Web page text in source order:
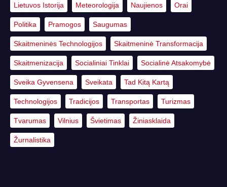
Lietuvos Istorija Meteorologija Naujienos Orai
Politika Pramogos Saugumas
Skaitmeninės Technologijos Skaitmeninė Transformacija
Skaitmenizacija Socialiniai Tinklai Socialinė Atsakomybė
Sveika Gyvensena Sveikata Tad Kitą Kartą
Technologijos Tradicijos Transportas Turizmas
Tvarumas Vilnius Švietimas Žiniasklaida
Žurnalistika